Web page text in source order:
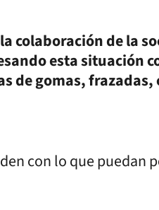
colaboración de la
esta situación
de gomas,
con lo que puedan